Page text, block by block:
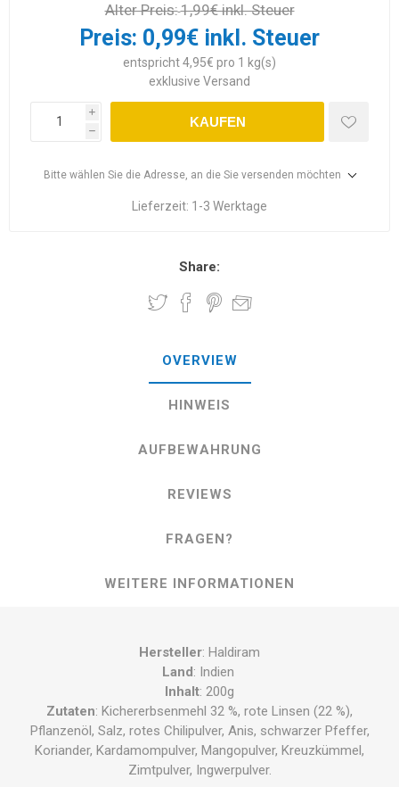
Alter Preis:1,99€ inkl. Steuer
Preis: 0,99€ inkl. Steuer
entspricht 4,95€ pro 1 kg(s)
exklusive Versand
i
h
KAUFEN
Bitte wählen Sie die Adresse, an die Sie versenden möchten
Lieferzeit: 1-3 Werktage
Share:
OVERVIEW
HINWEIS
AUFBEWAHRUNG
REVIEWS
FRAGEN?
WEITERE INFORMATIONEN
Hersteller: Haldiram
Land: Indien
Inhalt: 200g
Zutaten: Kichererbsenmehl 32 %, rote Linsen (22 %),
Pflanzenöl, Salz, rotes Chilipulver, Anis, schwarzer Pfeffer,
Koriander, Kardamompulver, Mangopulver, Kreuzkümmel,
Zimtpulver, Ingwerpulver.